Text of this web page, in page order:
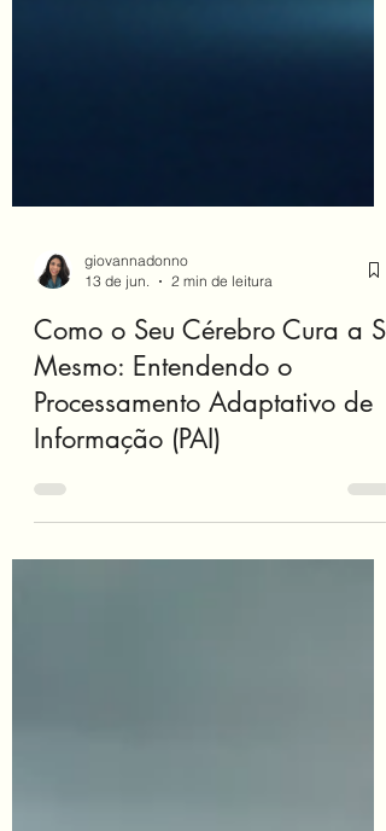
giovannadonno
Como o Seu Cérebro Cura a Si
Mesmo: Entendendo o
Informação (PAI)